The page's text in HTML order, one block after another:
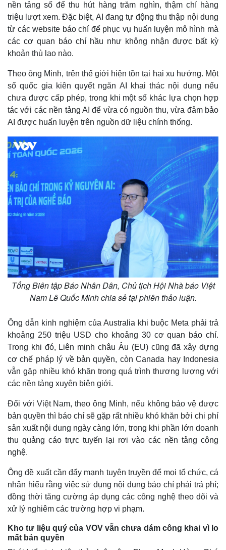
Kinh tế
Bất động sản
Khởi nghiệp
Thị trường
Giá vàng
Tiêu dùng
Chứng khoán
Giá cà phê
nền tảng số để thu hút hàng trăm nghìn, thậm chí hàng
triệu lượt xem. Đặc biệt, AI đang tự động thu thập nội dung
từ các website báo chí để phục vụ huấn luyện mô hình mà
các cơ quan báo chí hầu như không nhận được bất kỳ
khoản thù lao nào.
Theo ông Minh, trên thế giới hiện tồn tại hai xu hướng. Một
số quốc gia kiên quyết ngăn AI khai thác nội dung nếu
chưa được cấp phép, trong khi một số khác lựa chọn hợp
tác với các nền tảng AI để vừa có nguồn thu, vừa đảm bảo
AI được huấn luyện trên nguồn dữ liệu chính thống.
Tổng Biên tập Báo Nhân Dân, Chủ tịch Hội Nhà báo Việt
Nam Lê Quốc Minh chia sẻ tại phiên thảo luận.
Ông dẫn kinh nghiệm của Australia khi buộc Meta phải trả
khoảng 250 triệu USD cho khoảng 30 cơ quan báo chí.
Trong khi đó, Liên minh châu Âu (EU) cũng đã xây dựng
cơ chế pháp lý về bản quyền, còn Canada hay Indonesia
vẫn gặp nhiều khó khăn trong quá trình thương lượng với
các nền tảng xuyên biên giới.
Đối với Việt Nam, theo ông Minh, nếu không bảo vệ được
bản quyền thì báo chí sẽ gặp rất nhiều khó khăn bởi chi phí
sản xuất nội dung ngày càng lớn, trong khi phần lớn doanh
thu quảng cáo trực tuyến lại rơi vào các nền tảng công
nghệ.
Ông đề xuất cần đẩy mạnh tuyên truyền để mọi tổ chức, cá
nhân hiểu rằng việc sử dụng nội dung báo chí phải trả phí;
đồng thời tăng cường áp dụng các công nghệ theo dõi và
xử lý nghiêm các trường hợp vi phạm.
Kho tư liệu quý của VOV vẫn chưa dám công khai vì lo
mất bản quyền